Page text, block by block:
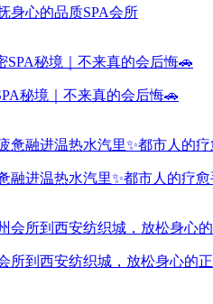
身心的品质SPA会所
秘境｜不来真的会后悔🚗
融进温热水汽里✨都市人的疗愈
所到西安纺织城，放松身心的